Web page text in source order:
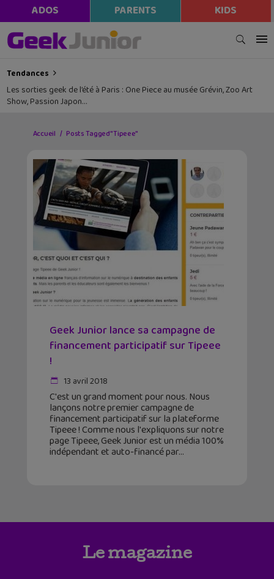
ADOS PARENTS KIDS
Tendances
Les sorties geek de l’été à Paris : One Piece au musée Grévin, Zoo Art
Show, Passion Japon…
Accueil Posts Tagged "Tipeee"
Geek Junior lance sa campagne de
financement participatif sur Tipeee
!
13 avril 2018
C'est un grand moment pour nous. Nous
lançons notre premier campagne de
financement participatif sur la plateforme
Tipeee ! Comme nous l'expliquons sur notre
page Tipeee, Geek Junior est un média 100%
indépendant et auto-financé par
Le magazine